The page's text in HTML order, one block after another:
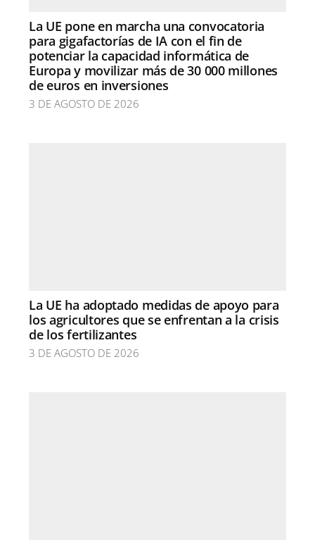
La UE pone en marcha una convocatoria
para gigafactorías de IA con el fin de
potenciar la capacidad informática de
Europa y movilizar más de 30 000 millones
de euros en inversiones
3 DE AGOSTO DE 2026
La UE ha adoptado medidas de apoyo para
los agricultores que se enfrentan a la crisis
de los fertilizantes
3 DE AGOSTO DE 2026